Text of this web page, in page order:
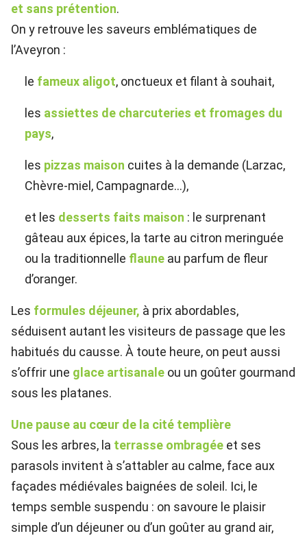
et sans prétention.
On y retrouve les saveurs emblématiques de
l’Aveyron :
le fameux aligot, onctueux et filant à souhait,
les assiettes de charcuteries et fromages du
pays,
les pizzas maison cuites à la demande (Larzac,
Chèvre-miel, Campagnarde…),
et les desserts faits maison : le surprenant
gâteau aux épices, la tarte au citron meringuée
ou la traditionnelle flaune au parfum de fleur
d’oranger.
Les formules déjeuner, à prix abordables,
séduisent autant les visiteurs de passage que les
habitués du causse. À toute heure, on peut aussi
s’offrir une glace artisanale ou un goûter gourmand
sous les platanes.
Une pause au cœur de la cité templière
Sous les arbres, la terrasse ombragée et ses
parasols invitent à s’attabler au calme, face aux
façades médiévales baignées de soleil. Ici, le
temps semble suspendu : on savoure le plaisir
simple d’un déjeuner ou d’un goûter au grand air,